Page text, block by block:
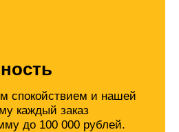
спокойствием и нашей
каждый заказ
до 100 000 рублей.